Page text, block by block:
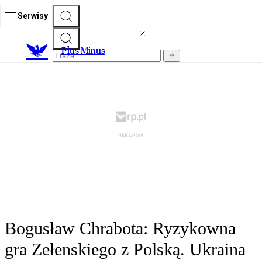
Serwisy
Plus Minus
Bogusław Chrabota: Ryzykowna
gra Zełenskiego z Polską. Ukraina